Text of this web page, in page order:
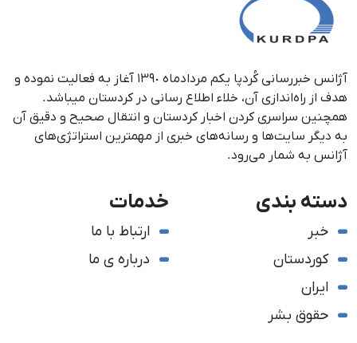
آژانس خبررسانی کُردپا یکم مردادماه ١٣٩٠ آغاز به فعالیت نموده و
هدف از راه‌اندازی آن، خلاء اطلاع رسانی در کردستان می‎باشد.
همچنین سراسری کردن اخبار کردستان و انتقال صحیح و دقیق آن
به دیگر سایت‌ها و رسانه‌های خبری از مهمترین استراتژی‌های
آژانس به شمار می‌رود.
دسته بندی
خبر
کوردستان
ایران
حقوق بشر
خدمات
ارتباط با ما
درباره ی ما